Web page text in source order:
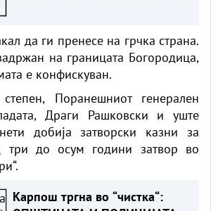
да ги пренесе на грчка страна.
на границата Богородица,
е конфискуван.
Поранешниот генерален
Драги Рашковски и уште
добија затворски казни за
три до осум години затвор во
Карпош тргна во “чистка“: